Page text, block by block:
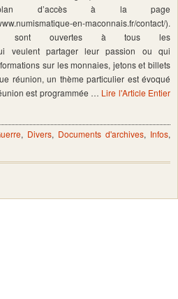
d’accès à la page
en-maconnais.fr/contact/).
sont ouvertes à tous les
veulent partager leur passion ou qui
sur les monnaies, jetons et billets
réunion, un thème particulier est évoqué
est programmée … Lire l'Article Entier
, Divers, Documents d'archives, Infos,